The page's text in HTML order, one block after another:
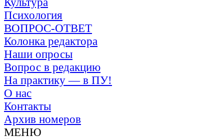
Психология
ВОПРОС-ОТВЕТ
Колонка редактора
Наши опросы
Вопрос в редакцию
На практику — в ПУ!
О нас
Контакты
Архив номеров
МЕНЮ